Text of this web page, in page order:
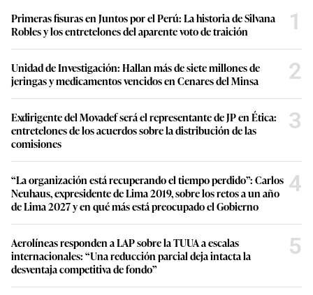
Primeras fisuras en Juntos por el Perú: La historia de Silvana
Robles y los entretelones del aparente voto de traición
1
Unidad de Investigación: Hallan más de siete millones de
jeringas y medicamentos vencidos en Cenares del Minsa
2
Exdirigente del Movadef será el representante de JP en Ética:
entretelones de los acuerdos sobre la distribución de las
comisiones
3
“La organización está recuperando el tiempo perdido”: Carlos
Neuhaus, expresidente de Lima 2019, sobre los retos a un año
de Lima 2027 y en qué más está preocupado el Gobierno
4
Aerolíneas responden a LAP sobre la TUUA a escalas
internacionales: “Una reducción parcial deja intacta la
desventaja competitiva de fondo”
5